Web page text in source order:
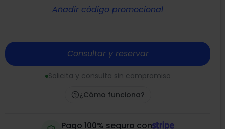
Añadir código promocional
Consultar y reservar
Solicita y consulta sin compromiso
¿Cómo funciona?
Pago 100% seguro con